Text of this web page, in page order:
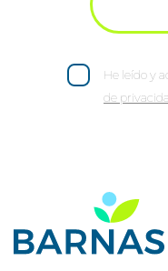
He leído y
de